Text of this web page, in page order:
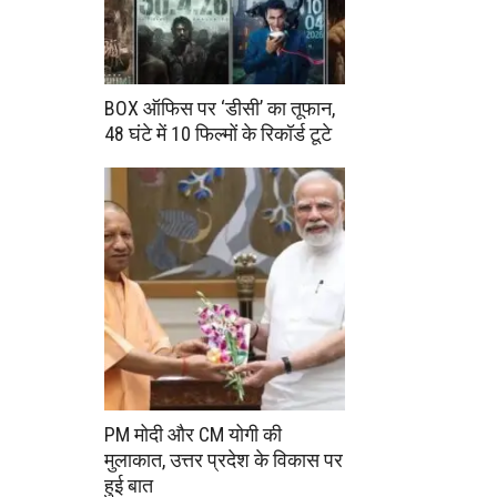
BOX ऑफिस पर ‘डीसी’ का तूफान,
48 घंटे में 10 फिल्मों के रिकॉर्ड टूटे
PM मोदी और CM योगी की
मुलाकात, उत्तर प्रदेश के विकास पर
हुई बात